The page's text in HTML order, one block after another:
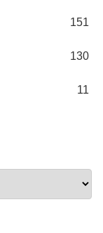
151
130
11